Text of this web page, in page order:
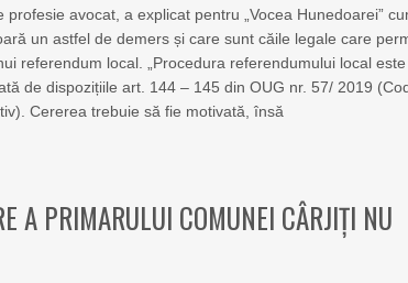
profesie avocat, a explicat pentru „Vocea Hunedoarei”
un astfel de demers și care sunt căile legale care
referendum local. „Procedura referendumului local este
de dispozițiile art. 144 – 145 din OUG nr. 57/ 2019
Cererea trebuie să fie motivată, însă
A PRIMARULUI COMUNEI CÂRJIȚI NU